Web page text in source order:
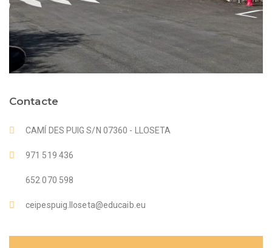
Contacte
CAMÍ DES PUIG S/N 07360 - LLOSETA
971 519 436
652 070 598
ceipespuig.lloseta@educaib.eu